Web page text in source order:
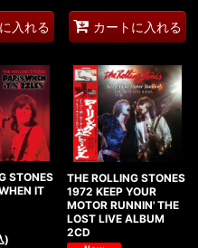
入れる カートに入れる
STONES
IT
)
THE ROLLING STONES
1972 KEEP YOUR
MOTOR RUNNIN' THE
LOST LIVE ALBUM
2CD